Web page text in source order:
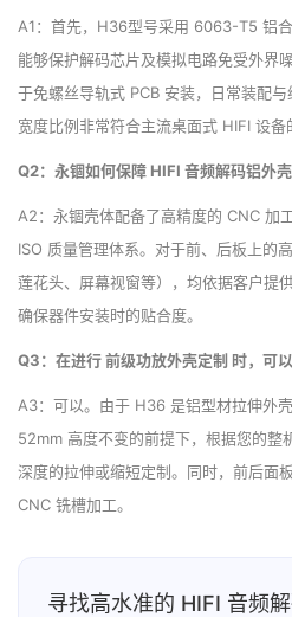
A1：首先，H36型号采用 6063-T5 铝
能够保护解码芯片及模拟电路免受外界
于免螺丝导轨式 PCB 安装，日常装配
宽度比例非常符合主流桌面式 HIFI 设备
Q2：永锢如何保障 HIFI 音频解码铝外壳
A2：永锢壳体配备了高精度的 CNC 加
ISO 质量管理体系。对于前、后板上的
莲花头、屏幕视窗等），均依据客户提
确保器件安装时的贴合度。
Q3：在进行 前级功放外壳定制 时，可
A3：可以。由于 H36 是铝型材拉伸外
52mm 高度不变的前提下，根据您的整
深度的拉伸或缩短定制。同时，前后面
CNC 铣槽加工。
寻找高水准的 HIFI 音频